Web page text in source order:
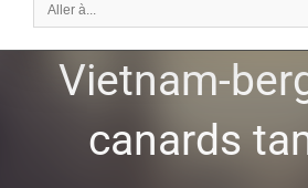
Aller à...
Vietnam-
canards